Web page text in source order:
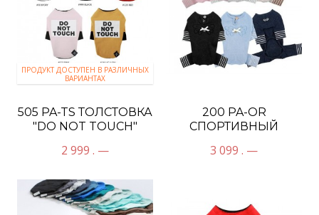
ПРОДУКТ ДОСТУПЕН В РАЗЛИЧНЫХ
ВАРИАНТАХ
505 PA-TS ТОЛСТОВКА
"DO NOT TOUCH"
2 999 . —
200 PA-OR
СПОРТИВНЫЙ
"АНГЕЛОЧЕК"
3 099 . —